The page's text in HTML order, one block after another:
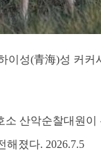
이성(青海)성 커
산악순찰대원
해졌다. 2026.7.5